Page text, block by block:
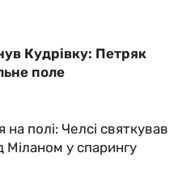
Кудрівку: Петряк
поле
полі: Челсі святкував
Міланом у спарингу